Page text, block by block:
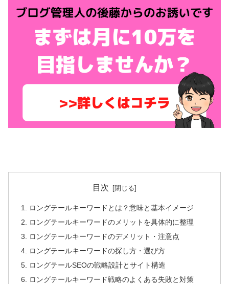
目次
ロングテールキーワードとは？意味と基本イメージ
ロングテールキーワードのメリットを具体的に整理
ロングテールキーワードのデメリット・注意点
ロングテールキーワードの探し方・選び方
ロングテールSEOの戦略設計とサイト構造
ロングテールキーワード戦略のよくある失敗と対策